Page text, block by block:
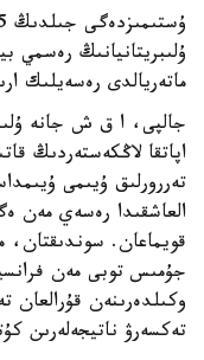
ۇلىبريتانيانىڭ رەسمي
ماتەريالدى رەسەيلىك
جالپى، ا ق ش جانە
اپاتقا لاڭكەستەردىڭ
تەررورلىق ۇيىمى
العاشقىدا رەسەي مەن
قويماعان. سوندىقتان،
جۇمىس توبى مەن
وكىلدەرىنەن قۇرالعان
تەكسەرۋ ناتيجەلەرىن